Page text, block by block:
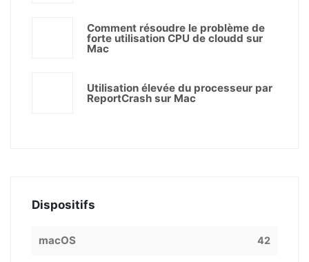
Comment résoudre le problème de
forte utilisation CPU de cloudd sur
Mac
Utilisation élevée du processeur par
ReportCrash sur Mac
Dispositifs
macOS 42